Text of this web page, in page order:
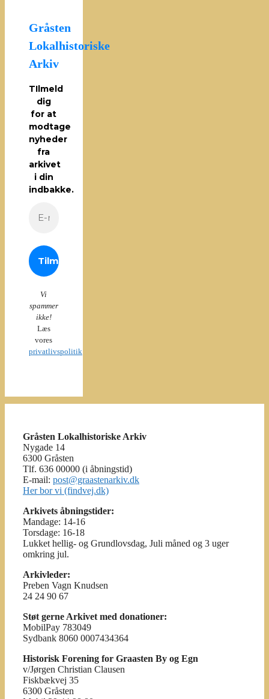
Gråsten
Lokalhistoriske
Arkiv
TIlmeld
dig
for at
modtage
nyheder
fra
arkivet
i din
indbakke.
Vi
spammer
ikke!
Læs
vores
privatlivspolitik
Gråsten Lokalhistoriske Arkiv
Nygade 14
6300 Gråsten
Tlf. 636 00000 (i åbningstid)
E-mail: post@graastenarkiv.dk
Her bor vi (findvej.dk)
Arkivets åbningstider:
Mandage: 14-16
Torsdage: 16-18
Lukket hellig- og Grundlovsdag, Juli måned og 3 uger
omkring jul.
Arkivleder:
Preben Vagn Knudsen
24 24 90 67
Støt gerne Arkivet med donationer:
MobilPay 783049
Sydbank 8060 0007434364
Historisk Forening for Graasten By og Egn
v/Jørgen Christian Clausen
Fiskbækvej 35
6300 Gråsten